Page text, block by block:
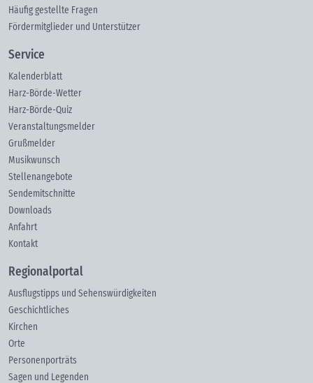
Häufig gestellte Fragen
Fördermitglieder und Unterstützer
Service
Kalenderblatt
Harz-Börde-Wetter
Harz-Börde-Quiz
Veranstaltungsmelder
Grußmelder
Musikwunsch
Stellenangebote
Sendemitschnitte
Downloads
Anfahrt
Kontakt
Regionalportal
Ausflugstipps und Sehenswürdigkeiten
Geschichtliches
Kirchen
Orte
Personenporträts
Sagen und Legenden